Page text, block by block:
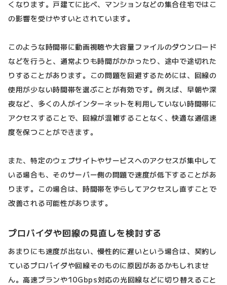
くなります。戸建てに比べ、マンションなどの集合住宅ではこ
の影響を受けやすいとされています。
このような時間帯に動画視聴や大容量ファイルのダウンロード
などを行うと、通常よりも時間がかかったり、途中で途切れた
りすることがあります。この問題を回避するためには、回線の
使用が少ない時間帯を選ぶことが有効です。例えば、早朝や深
夜など、多くの人がインターネットを利用していない時間帯に
アクセスすることで、回線が混雑することなく、快適な通信速
度を保つことができます。
また、特定のウェブサイトやサービスへのアクセスが集中して
いる場合も、そのサーバー側の問題で速度が低下することがあ
ります。この場合は、時間帯をずらしてアクセスし直すことで
改善される可能性があります。
プロバイダや回線の見直しを検討する
あまりにも速度が出ない、慢性的に遅いという場合は、契約し
ているプロバイダや回線そのものに原因があるかもしれませ
ん。高速プランや10Gbps対応の光回線などに切り替えること